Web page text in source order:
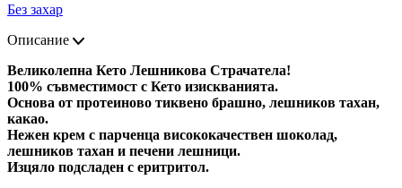
Без захар
Описание
Великолепна Кето Лешникова Страчатела!
100% съвместимост с Кето изискванията.
Основа от протеиново тиквено брашно, лешников тахан,
какао.
Нежен крем с парченца висококачествен шоколад,
лешников тахан и печени лешници.
Изцяло подсладен с еритритол.